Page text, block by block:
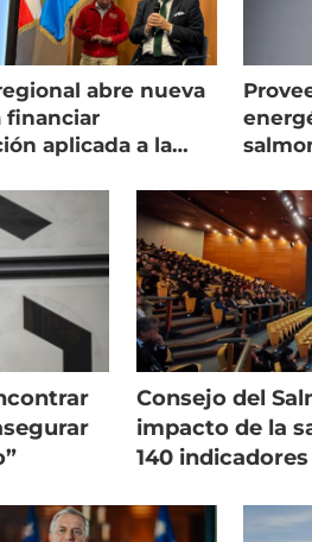
abre nueva
financiar
aplicada a la
Consejo del
impacto de la
140 indicadores